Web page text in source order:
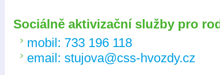
Sociálně aktivizační služby pro
mobil: 733 196 118
email: stujova@css-hvozdy.cz